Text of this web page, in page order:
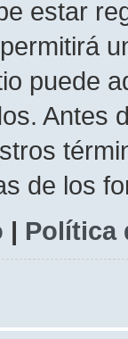
estar
puede
Antes
de los
| Política